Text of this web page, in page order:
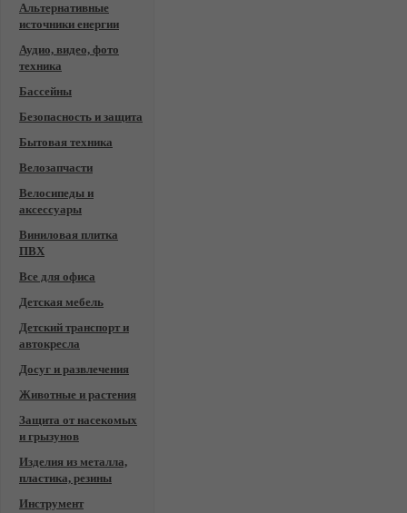
Альтернативные
источники енергии
Аудио, видео, фото
техника
Бассейны
Безопасность и защита
Бытовая техника
Велозапчасти
Велосипеды и
аксессуары
Виниловая плитка
ПВХ
Все для офиса
Детская мебель
Детский транспорт и
автокресла
Досуг и развлечения
Животные и растения
Защита от насекомых
и грызунов
Изделия из металла,
пластика, резины
Инструмент